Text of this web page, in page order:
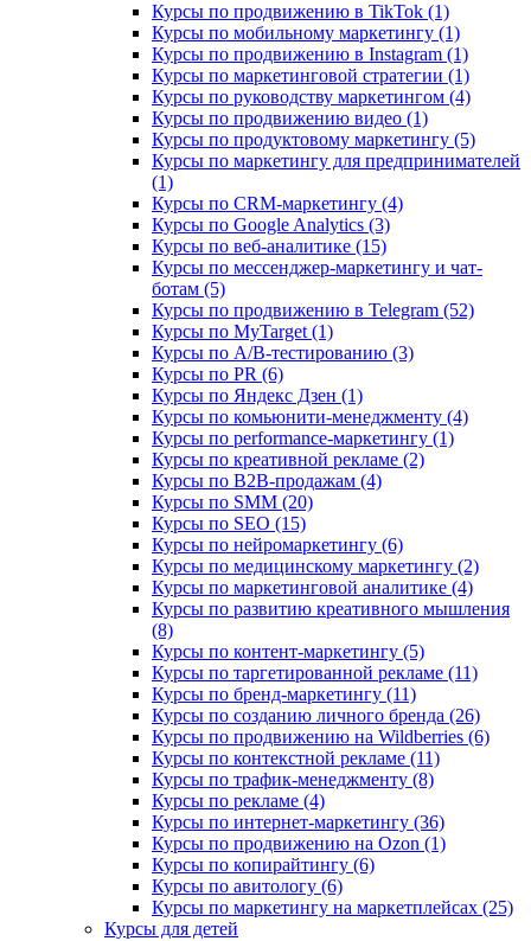
Курсы по продвижению в TikTok (1)
Курсы по мобильному маркетингу (1)
Курсы по продвижению в Instagram (1)
Курсы по маркетинговой стратегии (1)
Курсы по руководству маркетингом (4)
Курсы по продвижению видео (1)
Курсы по продуктовому маркетингу (5)
Курсы по маркетингу для предпринимателей
(1)
Курсы по CRM-маркетингу (4)
Курсы по Google Analytics (3)
Курсы по веб-аналитике (15)
Курсы по мессенджер-маркетингу и чат-
ботам (5)
Курсы по продвижению в Telegram (52)
Курсы по MyTarget (1)
Курсы по A/B-тестированию (3)
Курсы по PR (6)
Курсы по Яндекс Дзен (1)
Курсы по комьюнити-менеджменту (4)
Курсы по performance-маркетингу (1)
Курсы по креативной рекламе (2)
Курсы по B2B-продажам (4)
Курсы по SMM (20)
Курсы по SEO (15)
Курсы по нейромаркетингу (6)
Курсы по медицинскому маркетингу (2)
Курсы по маркетинговой аналитике (4)
Курсы по развитию креативного мышления
(8)
Курсы по контент-маркетингу (5)
Курсы по таргетированной рекламе (11)
Курсы по бренд-маркетингу (11)
Курсы по созданию личного бренда (26)
Курсы по продвижению на Wildberries (6)
Курсы по контекстной рекламе (11)
Курсы по трафик-менеджменту (8)
Курсы по рекламе (4)
Курсы по интернет-маркетингу (36)
Курсы по продвижению на Ozon (1)
Курсы по копирайтингу (6)
Курсы по авитологу (6)
Курсы по маркетингу на маркетплейсах (25)
Курсы для детей